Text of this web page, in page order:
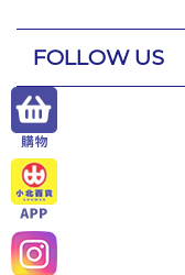
FOLLOW US